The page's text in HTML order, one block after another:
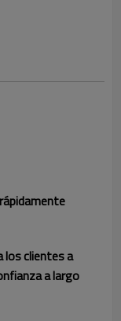
los clientes a
a largo